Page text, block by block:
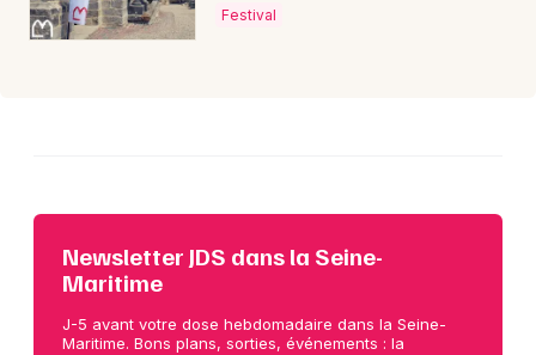
Festival
Newsletter JDS dans la Seine-
Maritime
J-5 avant votre dose hebdomadaire dans la Seine-
Maritime. Bons plans, sorties, événements : la